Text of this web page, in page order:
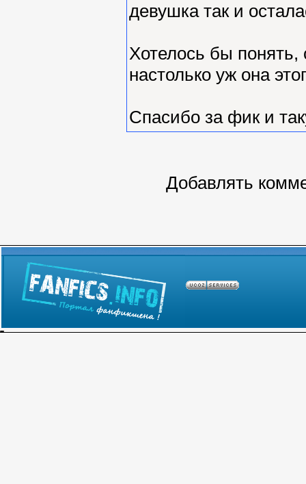
девушка так и
Хотелось бы
настолько уж она
Спасибо за фик и
Добавлять